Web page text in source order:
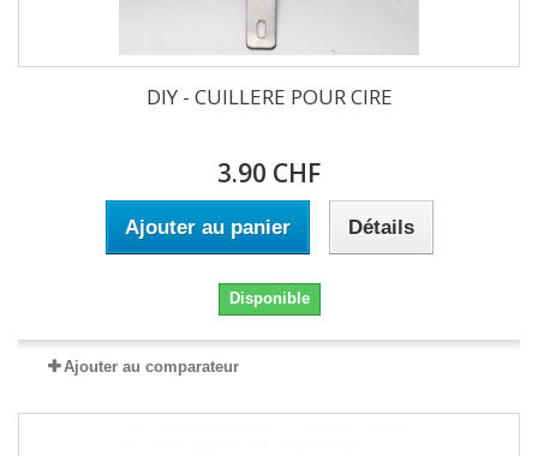
DIY - CUILLERE POUR CIRE
3.90 CHF
Ajouter au panier Détails
Disponible
Ajouter au comparateur